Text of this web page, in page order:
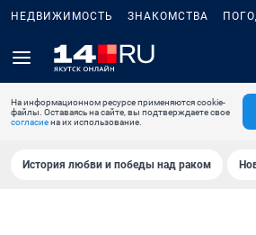
НЕДВИЖИМОСТЬ ЗНАКОМСТВА
На информационном ресурсе применяются cookie-
файлы. Оставаясь на сайте, вы подтверждаете свое
согласиена их использование.
История любви и победы над раком